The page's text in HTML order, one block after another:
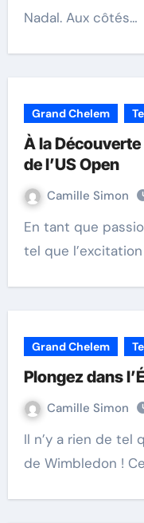
Nadal. Aux côtés…
Grand Chelem
À la
de l’US Open
Camille Simon
En tant que passionné de tennis, il n’y a rien de
tel que
Grand Chelem
Plongez dans
Camille Simon
Il n’y a rien de tel que l’excitation et le charme
de Wimbledon !